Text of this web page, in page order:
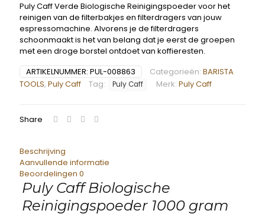
Puly Caff Verde Biologische Reinigingspoeder voor het
reinigen van de filterbakjes en filterdragers van jouw
espressomachine. Alvorens je de filterdragers
schoonmaakt is het van belang dat je eerst de groepen
met een droge borstel ontdoet van koffieresten.
ARTIKELNUMMER: PUL-008863 Categorieën: BARISTA
TOOLS, Puly Caff Tag: Puly Caff Merk: Puly Caff
Share
Beschrijving
Aanvullende informatie
Beoordelingen 0
Puly Caff Biologische
Reinigingspoeder 1000 gram